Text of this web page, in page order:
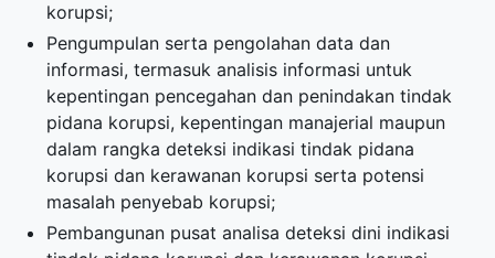
korupsi;
Pengumpulan serta pengolahan data dan
informasi, termasuk analisis informasi untuk
kepentingan pencegahan dan penindakan tindak
pidana korupsi, kepentingan manajerial maupun
dalam rangka deteksi indikasi tindak pidana
korupsi dan kerawanan korupsi serta potensi
masalah penyebab korupsi;
Pembangunan pusat analisa deteksi dini indikasi